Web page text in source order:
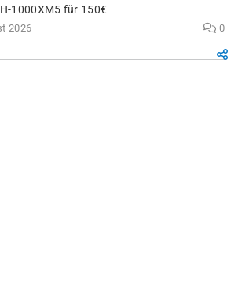
1000XM5 für 150€
2026 0